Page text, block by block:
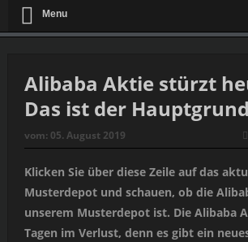
Menu
Alibaba Aktie stürzt
Das ist der Hauptgrund
vom: 05. August 2019
Klicken Sie über diese Zeile auf das
Musterdepot und schauen, ob die
unserem Musterdepot ist. Die Alibaba
Tagen im Verlust, denn es gibt ein